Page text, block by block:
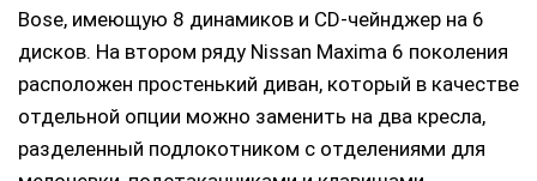
Bose, имеющую 8 динамиков и CD-чейнджер на 6
дисков. На втором ряду Nissan Maxima 6 поколения
расположен простенький диван, который в качестве
отдельной опции можно заменить на два кресла,
разделенный подлокотником с отделениями для